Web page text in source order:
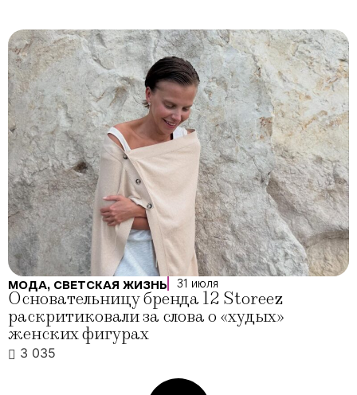
МОДА, СВЕТСКАЯ ЖИЗНЬ 31 июля
Основательницу бренда 12 Storeez
раскритиковали за слова о «худых»
женских фигурах
3 035